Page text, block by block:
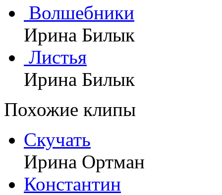
Волшебники
Ирина Билык
Листья
Ирина Билык
Похожие клипы
Скучать
Ирина Ортман
Константин